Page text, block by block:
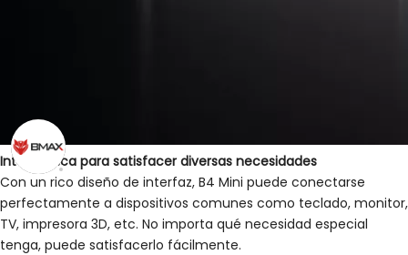
Interfaz rica para satisfacer diversas necesidades
Con un rico diseño de interfaz, B4 Mini puede conectarse
perfectamente a dispositivos comunes como teclado, monitor,
TV, impresora 3D, etc. No importa qué necesidad especial
tenga, puede satisfacerlo fácilmente.